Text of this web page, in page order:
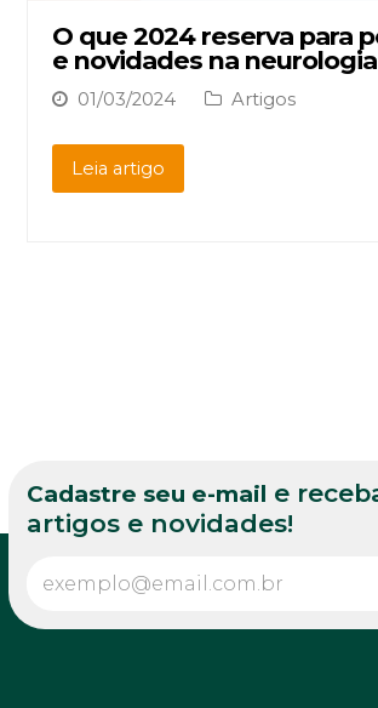
O que 2024 reserva para
e novidades na neurologia
01/03/2024 Artigos
Leia artigo
Cadastre seu e-mail e
artigos e novidades!